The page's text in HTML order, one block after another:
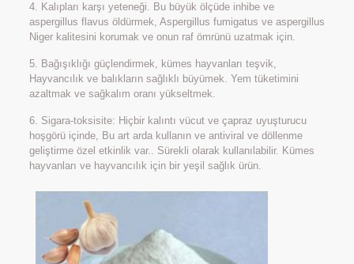
4. Kalıpları karşı yeteneği. Bu büyük ölçüde inhibe ve
aspergillus flavus öldürmek, Aspergillus fumigatus ve aspergillus
Niger kalitesini korumak ve onun raf ömrünü uzatmak için.
5. Bağışıklığı güçlendirmek, kümes hayvanları teşvik,
Hayvancılık ve balıkların sağlıklı büyümek. Yem tüketimini
azaltmak ve sağkalım oranı yükseltmek.
6. Sigara-toksisite: Hiçbir kalıntı vücut ve çapraz uyuşturucu
hoşgörü içinde, Bu art arda kullanın ve antiviral ve döllenme
geliştirme özel etkinlik var.. Sürekli olarak kullanılabilir. Kümes
hayvanları ve hayvancılık için bir yeşil sağlık ürün.